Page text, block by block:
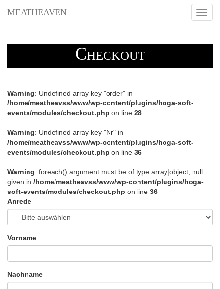
MEATHEAVEN
Checkout
Warning: Undefined array key "order" in
/home/meatheavss/www/wp-content/plugins/hoga-soft-
events/modules/checkout.php on line 28
Warning: Undefined array key "Nr" in
/home/meatheavss/www/wp-content/plugins/hoga-soft-
events/modules/checkout.php on line 36
Warning: foreach() argument must be of type array|object, null
given in /home/meatheavss/www/wp-content/plugins/hoga-
soft-events/modules/checkout.php on line 36
Anrede
Vorname
Nachname